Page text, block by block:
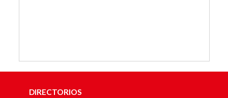
DIRECTORIOS